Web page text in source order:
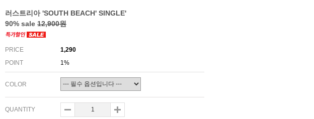
러스트리아 'SOUTH BEACH' SINGLE'
90% sale 12,900원
PRICE
1,290
POINT
1%
COLOR
QUANTITY